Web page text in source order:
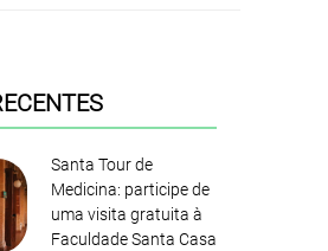
Santa Tour de
Medicina: participe de
uma visita gratuita à
Faculdade Santa Casa